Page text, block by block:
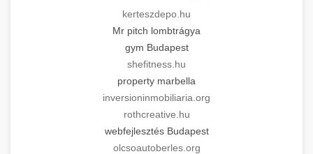
kerteszdepo.hu
Mr pitch lombtrágya
gym Budapest
shefitness.hu
property marbella
inversioninmobiliaria.org
rothcreative.hu
webfejlesztés Budapest
olcsoautoberles.org